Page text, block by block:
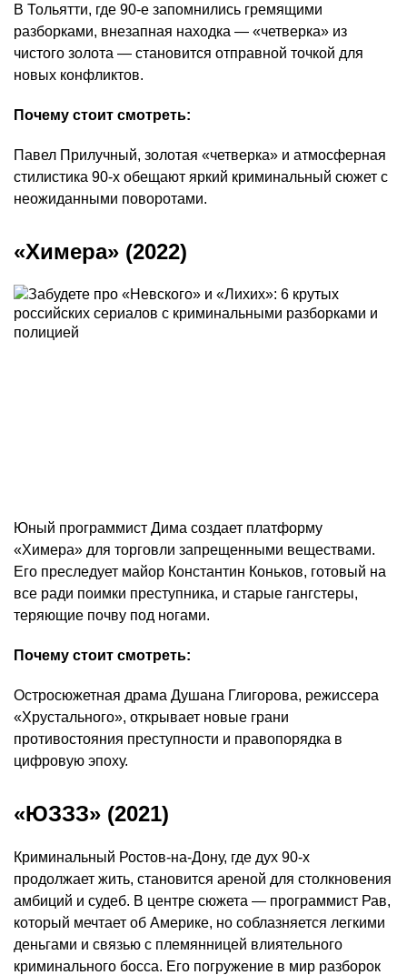
В Тольятти, где 90-е запомнились гремящими
разборками, внезапная находка — «четверка» из
чистого золота — становится отправной точкой для
новых конфликтов.
Почему стоит смотреть:
Павел Прилучный, золотая «четверка» и атмосферная
стилистика 90-х обещают яркий криминальный сюжет с
неожиданными поворотами.
«Химера» (2022)
Юный программист Дима создает платформу
«Химера» для торговли запрещенными веществами.
Его преследует майор Константин Коньков, готовый на
все ради поимки преступника, и старые гангстеры,
теряющие почву под ногами.
Почему стоит смотреть:
Остросюжетная драма Душана Глигорова, режиссера
«Хрустального», открывает новые грани
противостояния преступности и правопорядка в
цифровую эпоху.
«ЮЗЗЗ» (2021)
Криминальный Ростов-на-Дону, где дух 90-х
продолжает жить, становится ареной для столкновения
амбиций и судеб. В центре сюжета — программист Рав,
который мечтает об Америке, но соблазняется легкими
деньгами и связью с племянницей влиятельного
криминального босса. Его погружение в мир разборок